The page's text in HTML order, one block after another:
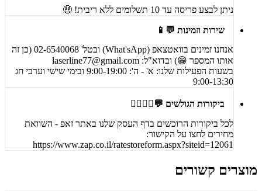
ניתן לבצע פריסה עד 10 תשלומים ללא ריבית! 🤑
שירות וזמינות 💬📱
אנחנו זמינים בוואטצאפ (What'sApp) ובטל' 02-6540068 (כן זה
אותו המספר 😁) ובדוא"ל: laserline77@gmail.com
בשעות הפעילות שלנו: א' - ה': 9:00-19:00 ובימי שישי וערבי חג
9:00-13:30
ביקורות הגולשים 💬🙋‍♀️🙋‍♂️
לכל ביקורות הרוכשים בדף העסק שלנו באתר זאפ - השוואת
מחירים לחצו על הקישור:
https://www.zap.co.il/ratestoreform.aspx?siteid=12061
מוצרים קשורים